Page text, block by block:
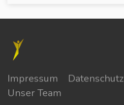
Impressum Datenschutz
Unser Team